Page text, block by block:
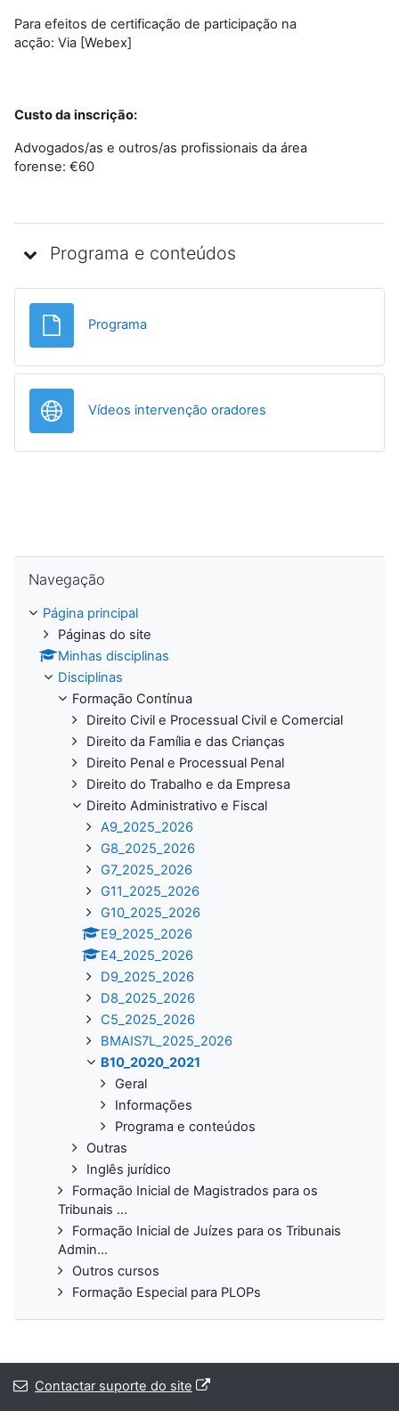
Para efeitos de certificação de participação na
acção: Via [Webex]
Custo da inscrição:
Advogados/as e outros/as profissionais da área
forense: €60
Programa e conteúdos
ProgramaFicheiro
Vídeos intervenção oradores
Navegação
Página principal
Páginas do site
Minhas disciplinas
Disciplinas
Formação Contínua
Direito Civil e Processual Civil e Comercial
Direito da Família e das Crianças
Direito Penal e Processual Penal
Direito do Trabalho e da Empresa
Direito Administrativo e Fiscal
A9_2025_2026
G8_2025_2026
G7_2025_2026
G11_2025_2026
G10_2025_2026
E9_2025_2026
E4_2025_2026
D9_2025_2026
D8_2025_2026
C5_2025_2026
BMAIS7L_2025_2026
B10_2020_2021
Geral
Informações
Programa e conteúdos
Outras
Inglês jurídico
Formação Inicial de Magistrados para os
Tribunais ...
Formação Inicial de Juízes para os Tribunais
Admin...
Outros cursos
Formação Especial para PLOPs
Contactar suporte do site